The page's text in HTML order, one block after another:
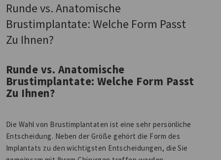
Runde vs. Anatomische
Brustimplantate: Welche Form Passt
Zu Ihnen?
Runde vs. Anatomische
Brustimplantate: Welche Form Passt
Zu Ihnen?
Die Wahl von Brustimplantaten ist eine sehr persönliche
Entscheidung. Neben der Größe gehört die Form des
Implantats zu den wichtigsten Entscheidungen, die Sie